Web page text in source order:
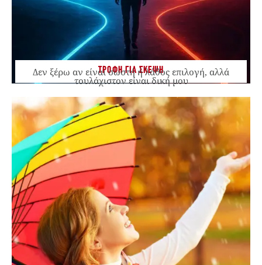
ΤΡΟΦΗ ΓΙΑ ΣΚΕΨΗ
Δεν ξέρω αν είναι σωστή ή λάθος επιλογή, αλλά
τουλάχιστον είναι δική μου